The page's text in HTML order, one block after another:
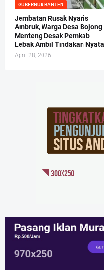
GUBERNUR BANTEN
Jembatan Rusak Nyaris
Ambruk, Warga Desa Bojong
Menteng Desak Pemkab
Lebak Ambil Tindakan Nyata
April 28, 2026